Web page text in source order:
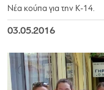
Νέα κούπα για την Κ-14.
03.05.2016